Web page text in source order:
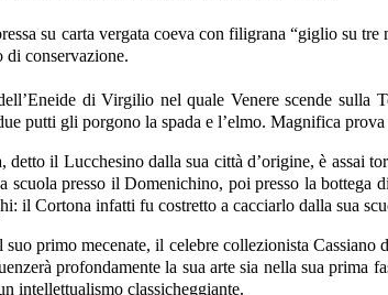
su carta vergata coeva con filigrana “giglio su
di conservazione.
di Virgilio nel quale Venere scende
putti gli porgono la spada e l’elmo. Magnifica
detto il Lucchesino dalla sua città d’origine, è assai
scuola presso il Domenichino, poi presso la
il Cortona infatti fu costretto a cacciarlo dalla sua
primo mecenate, il celebre collezionista
profondamente la sua arte sia nella sua
intellettualismo classicheggiante.